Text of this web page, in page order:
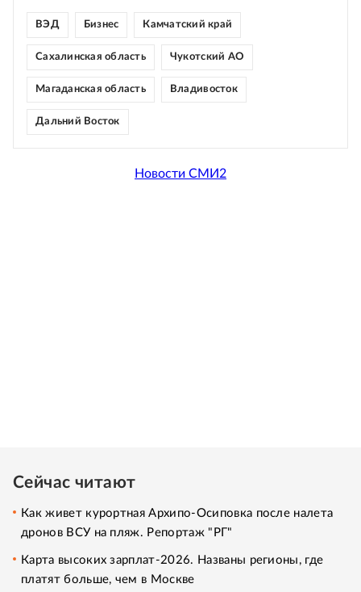
ВЭД Бизнес Камчатский край
Сахалинская область Чукотский АО
Магаданская область Владивосток
Дальний Восток
Новости СМИ2
Сейчас читают
Как живет курортная Архипо-Осиповка после налета
дронов ВСУ на пляж. Репортаж "РГ"
Карта высоких зарплат-2026. Названы регионы, где
платят больше, чем в Москве